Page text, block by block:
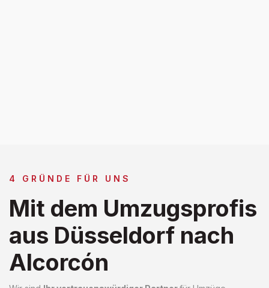
4 GRÜNDE FÜR UNS
Mit dem Umzugsprofis
aus Düsseldorf nach
Alcorcón